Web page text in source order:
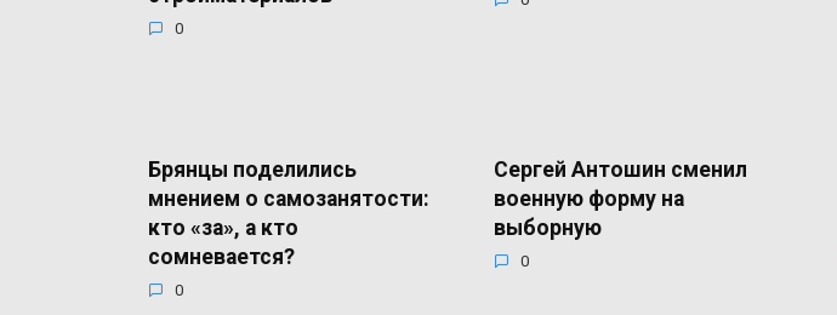
0
Брянцы поделились
мнением о самозанятости:
кто «за», а кто
сомневается?
0
Сергей Антошин сменил
военную форму на
выборную
0